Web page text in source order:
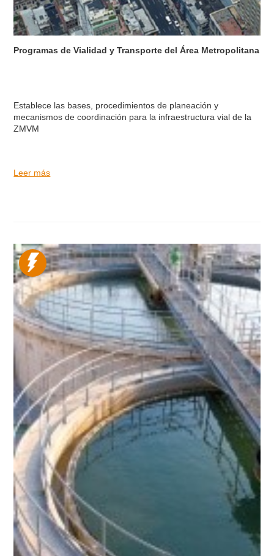
Programas de Vialidad y Transporte del Área Metropolitana
Establece las bases, procedimientos de planeación y
mecanismos de coordinación para la infraestructura vial de la
ZMVM
Leer más